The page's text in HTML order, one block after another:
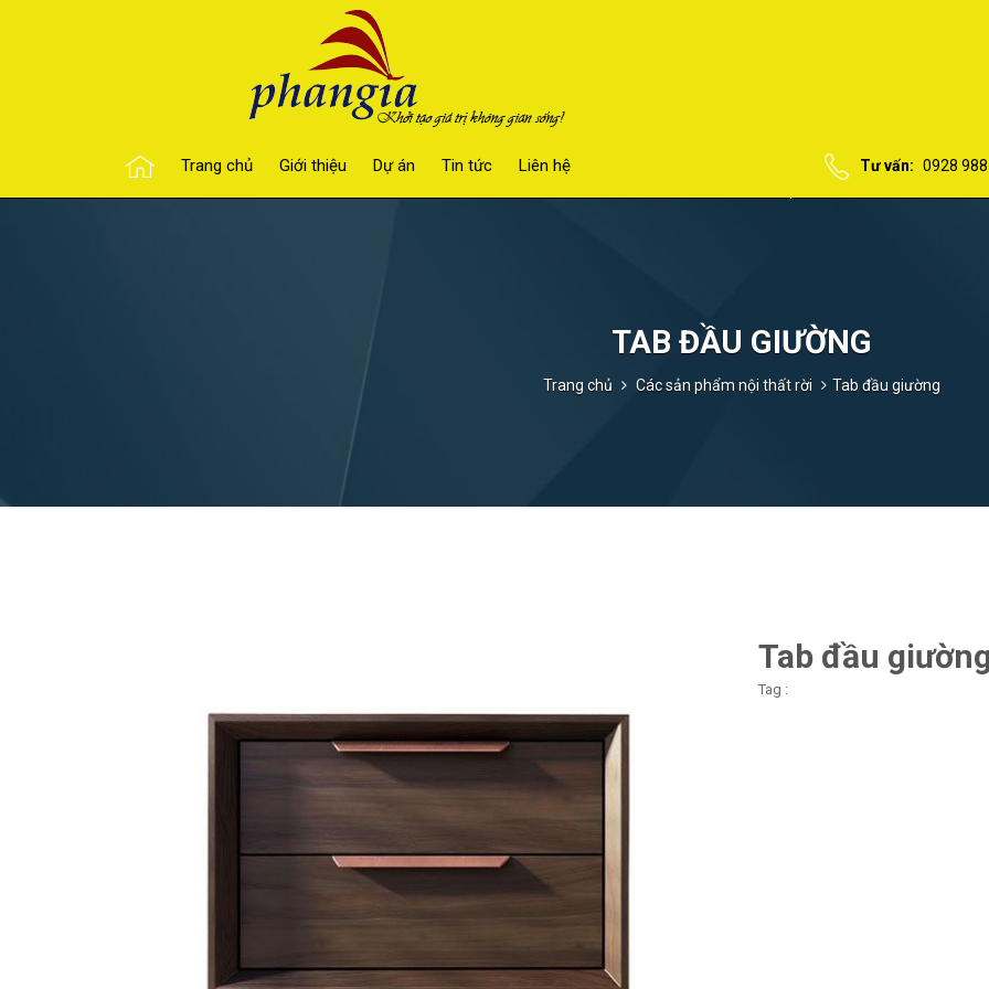
Trang chủ Giới thiệu Dự án Tin tức Liên hệ Tư vấn: 0928
TAB ĐẦU GIƯỜNG
Trang chủ Các sản phẩm nội thất rời Tab đầu giường
Tab đầu
Tag :